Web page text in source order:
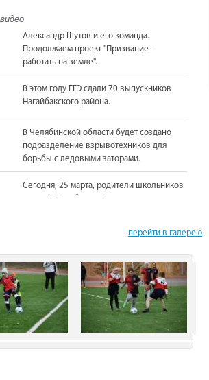
Александр Шутов и его команда.
Продолжаем проект "Призвание -
работать на земле".
В этом году ЕГЭ сдали 70 выпускников
Нагайбакского района.
В Челябинской области будет создано
подразделение взрывотехников для
борьбы с ледовыми заторами.
Сегодня, 25 марта, родители школьников
сдали ЕГЭ по базовой математике.
На должность Уполномоченного по
вновь назначена Юлия Сударенко
Юные читатели приняли участие в
чемпионате по чтению вслух.
В Нагайбакском районе установлен
перейти в галерею